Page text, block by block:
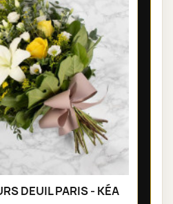
DEUIL PARIS - KÉA